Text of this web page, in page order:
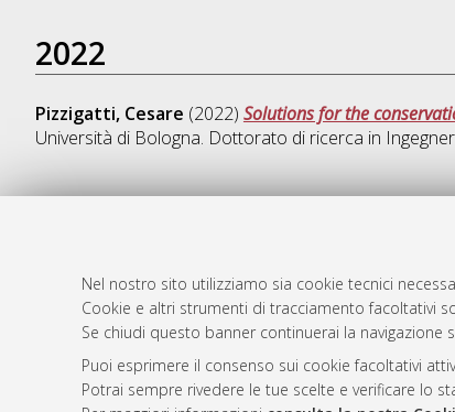
Nel nostro sito utilizziamo sia cookie tecnici
Cookie e altri strumenti di tracciamento facoltativi
Se chiudi questo banner continuerai la navigazione
Puoi esprimere il consenso sui cookie facoltativi
Potrai sempre rivedere le tue scelte e verificare lo
2022
Pizzigatti, Cesare (2022) Solutions for the
Università di Bologna. Dottorato di ricerca in
Rss 1.0
Rss 2.0